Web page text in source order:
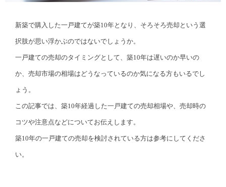
新築で購入した一戸建てが築10年となり、そろそろ売却という選
択肢が思い浮かぶのではないでしょうか。
一戸建ての売却のタイミングとして、築10年は遅いのか早いの
か、売却市場の相場はどうなっているのか気になる方もいるでし
ょう。
この記事では、築10年経過した一戸建ての売却相場や、売却時の
コツや注意点などについてお伝えします。
築10年の一戸建ての売却を検討されている方は参考にしてくださ
い。